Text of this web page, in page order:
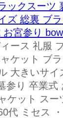
ックスーツ
ズ 総裏 ブ
宮参り bow
ース 礼服
ケット ブ
大きいサ
参り 卒業
ケット ス
代 ミセス